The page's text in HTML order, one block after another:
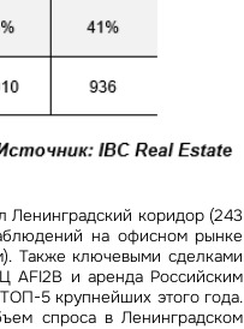
Ленинградский коридор (243
на офисном рынке
Также ключевыми сделками
AFI2B и аренда Российским
5 крупнейших этого года.
спроса в Ленинградском